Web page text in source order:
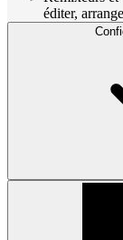
éditer,